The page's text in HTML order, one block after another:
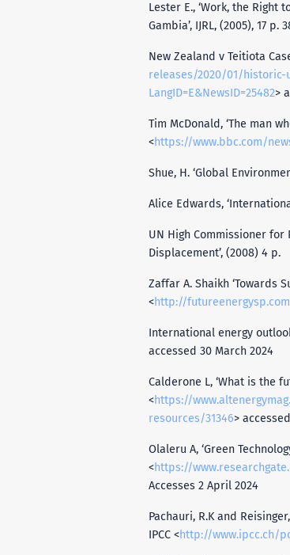
Lester E., ‘Work, the Right
Gambia’, IJRL, (2005), 17 p.
New Zealand v Teitiota
releases/2020/01/
LangID=E&NewsID=25482>
Tim McDonald, ‘The man
<https://www.bbc.com/
Shue, H. ‘Global
Alice Edwards,
UN High Commissioner for
Displacement’, (2008) 4 p.
Zaffar A. Shaikh ‘Towards
<http://
International energy
accessed 30 March 2024
Calderone L, ‘What is the
<https://
resources/31346>
Olaleru A, ‘Green
<https://www.researchgate.net/
Accesses 2 April 2024
Pachauri, R.K and
IPCC <http://www.ipcc.ch/